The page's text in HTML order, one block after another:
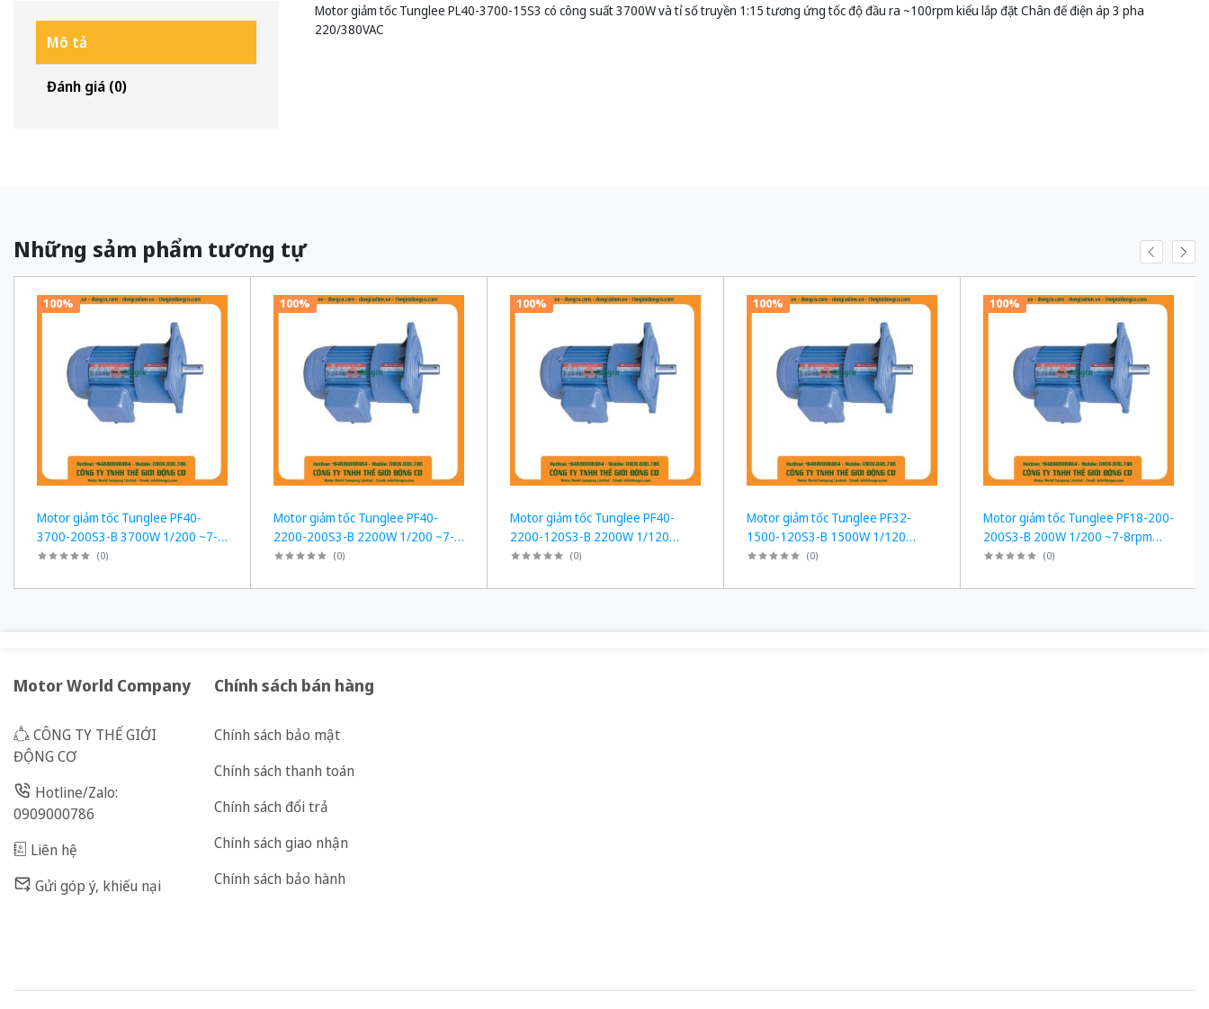
Mô tả
Đánh giá (0)
Motor giảm tốc Tunglee PL40-3700-15S3 có công suất 3700W và tỉ số truyền 1:15 tương ứng tốc độ đầu ra ~100rpm kiểu lắp đặt Chân đế điện áp 3 pha
220/380VAC
Những sảm phẩm tương tự
100%
Motor giảm tốc Tunglee PF40-
3700-200S3-B 3700W 1/200 ~7-
8rpm Mặt bích
(0)
100%
Motor giảm tốc Tunglee PF40-
2200-200S3-B 2200W 1/200 ~7-
8rpm Mặt bích
(0)
100%
Motor giảm tốc Tunglee PF40-
2200-120S3-B 2200W 1/120
~12rpm Mặt bích
(0)
100%
Motor giảm tốc Tunglee PF32-
1500-120S3-B 1500W 1/120
~12rpm Mặt bích
(0)
100%
Motor giảm tốc Tunglee PF18-200-
200S3-B 200W 1/200 ~7-8rpm
Mặt bích
(0)
Motor World Company
CÔNG TY THẾ GIỚI
ĐỘNG CƠ
Hotline/Zalo:
0909000786
Liên hệ
Gửi góp ý, khiếu nại
Chính sách bán hàng
Chính sách bảo mật
Chính sách thanh toán
Chính sách đổi trả
Chính sách giao nhận
Chính sách bảo hành